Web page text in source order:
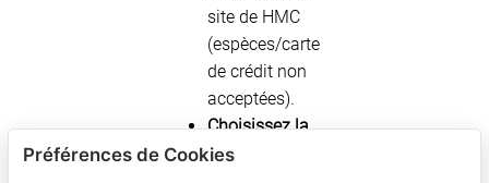
site de HMC
(espèces/carte
de crédit non
acceptées).
Choisissez la
certitude
Préférences de Cookies